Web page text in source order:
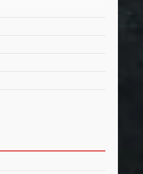
8 de agosto de 2026